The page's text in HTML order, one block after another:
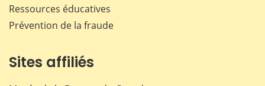
Ressources éducatives
Prévention de la fraude
Sites affiliés